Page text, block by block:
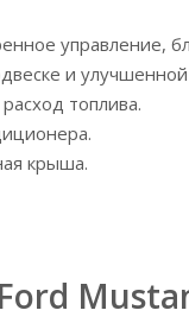
управление,
и
топлива.
крыша.